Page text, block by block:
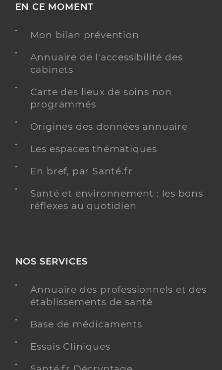
EN CE MOMENT
Mon bilan prévention
Annuaire de l'accessibilité des
cabinets
Carte des lieux de soins non
programmés
Origines des données annuaire
Les espaces thématiques
En bref, par Santé.fr
Santé et environnement : les bons
réflexes au quotidien
NOS SERVICES
Annuaire des professionnels et des
établissements de santé
Base de médicaments
Essais Cliniques